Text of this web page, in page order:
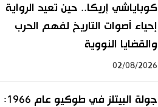
كوباياشي إريكا.. حين تعيد الرواية
إحياء أصوات التاريخ لفهم الحرب
والقضايا النووية
02/08/2026
جولة البيتلز في طوكيو عام 1966: